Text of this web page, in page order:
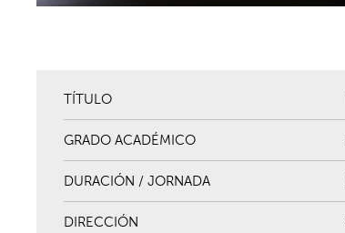
TÍTULO
GRADO ACADÉMICO
DURACIÓN / JORNADA
DIRECCIÓN